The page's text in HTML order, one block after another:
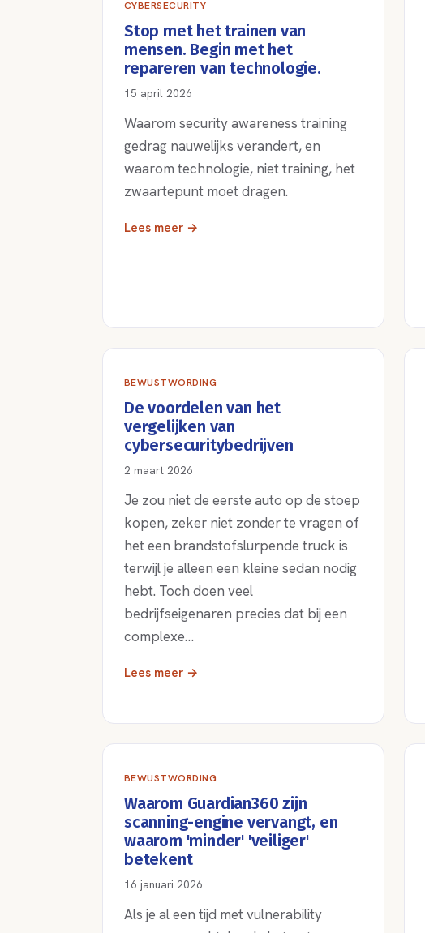
CYBERSECURITY
Stop met het trainen van
mensen. Begin met het
repareren van technologie.
15 april 2026
Waarom security awareness training
gedrag nauwelijks verandert, en
waarom technologie, niet training, het
zwaartepunt moet dragen.
Lees meer →
BEWUSTWORDING
De voordelen van het
vergelijken van
cybersecuritybedrijven
2 maart 2026
Je zou niet de eerste auto op de stoep
kopen, zeker niet zonder te vragen of
het een brandstofslurpende truck is
terwijl je alleen een kleine sedan nodig
hebt. Toch doen veel
bedrijfseigenaren precies dat bij een
complexe…
Lees meer →
BEWUSTWORDING
Waarom Guardian360 zijn
scanning-engine vervangt, en
waarom 'minder' 'veiliger'
betekent
16 januari 2026
Als je al een tijd met vulnerability